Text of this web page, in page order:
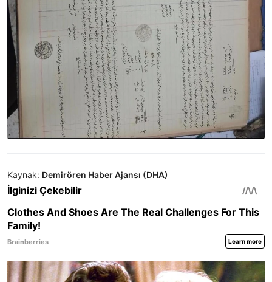
Kaynak: Demirören Haber Ajansı (DHA)